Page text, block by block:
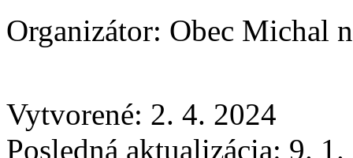
Organizátor: Obec Michal
Vytvorené: 2. 4. 2024
Posledná aktualizácia: 9.